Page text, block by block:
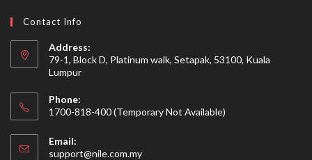
Contact Info
Address:
79-1, Block D, Platinum walk, Setapak, 53100, Kuala
Lumpur
Phone:
1700-818-400 (Temporary Not Available)
Email:
support@nile.com.myOpens